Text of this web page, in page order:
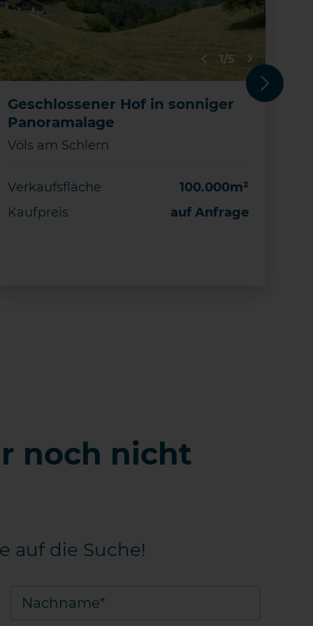
1/5
Geschlossener Hof in sonniger
Panoramalage
Völs am Schlern
Verkaufsfläche
100.000m²
Kaufpreis
auf Anfrage
Next
noch nicht
auf die Suche!
Nachname*